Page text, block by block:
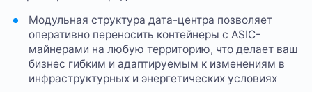
Модульная структура дата-центра позволяет
оперативно переносить контейнеры с ASIC-
майнерами на любую территорию, что делает ваш
бизнес гибким и адаптируемым к изменениям в
инфраструктурных и энергетических условиях